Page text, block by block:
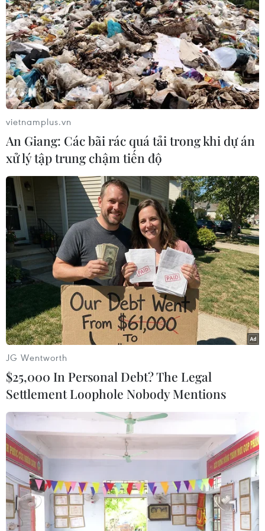
bánh heroin, 28kg thuốc phiện, 3kg ma túy đá.
Điện Biên: Liên tiếp phá 3 vụ án, bắt giữ 5
đối tượng mua bán ma túy
25/02/2023 10:15
Trong hai ngày 24-25/2, Bộ đội Biên phòng tỉnh Điện
Biên liên tiếp triệt phá 3 vụ án, bắt giữ 5 đối tượng về
hành vi mua bán, vận chuyển, tàng trữ trái phép chất
ma túy.
vietnamplus.vn
An Giang: Các bãi rác quá tải trong khi dự án
xử lý tập trung chậm tiến độ
JG Wentworth
$25,000 In Personal Debt? The Legal
Settlement Loophole Nobody Mentions